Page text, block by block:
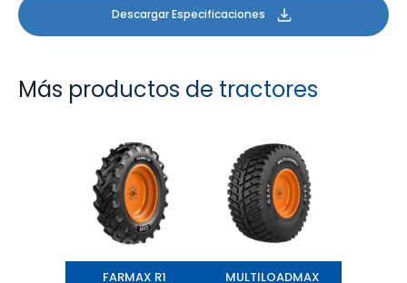
Descargar Especificaciones
Más productos de tractores
FARMAX R1 MULTILOADMAX